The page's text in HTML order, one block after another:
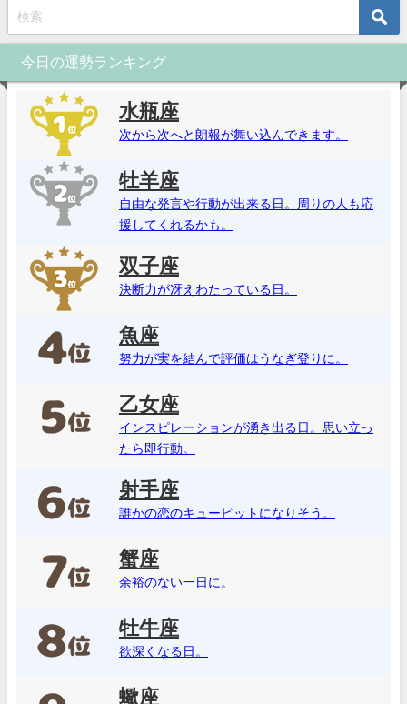
今日の運勢ランキング
水瓶座
次から次へと朗報が舞い込んできます。
牡羊座
自由な発言や行動が出来る日。周りの人も応
援してくれるかも。
双子座
決断力が冴えわたっている日。
魚座
努力が実を結んで評価はうなぎ登りに。
乙女座
インスピレーションが湧き出る日。思い立っ
たら即行動。
射手座
誰かの恋のキューピットになりそう。
蟹座
余裕のない一日に。
牡牛座
欲深くなる日。
蠍座